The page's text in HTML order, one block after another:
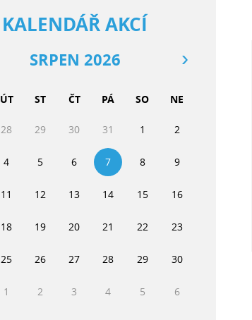
KALENDÁŘ AKCÍ
SRPEN 2026
ÚT ST ČT PÁ SO NE
28 29 30 31 1 2
4 5 6 7 8 9
11 12 13 14 15 16
18 19 20 21 22 23
25 26 27 28 29 30
1 2 3 4 5 6